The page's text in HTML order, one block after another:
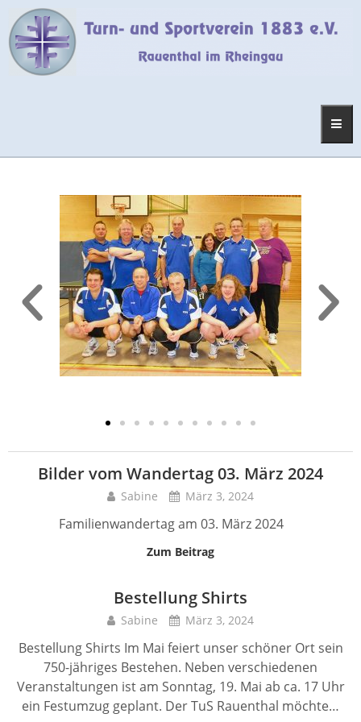
Bilder vom Wandertag 03. März 2024
Sabine März 3, 2024
Familienwandertag am 03. März 2024
Zum Beitrag
Bestellung Shirts
Sabine März 3, 2024
Bestellung Shirts Im Mai feiert unser schöner Ort sein
750-jähriges Bestehen. Neben verschiedenen
Veranstaltungen ist am Sonntag, 19. Mai ab ca. 17 Uhr
ein Festumzug geplant. Der TuS Rauenthal möchte…